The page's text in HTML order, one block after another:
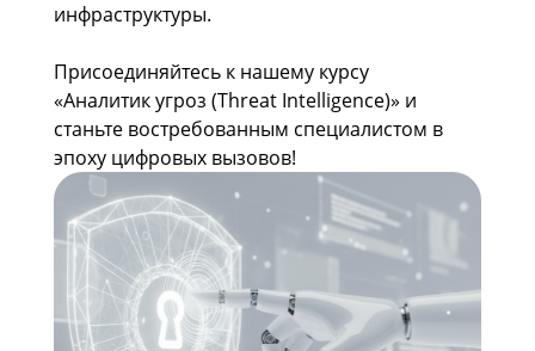
инфраструктуры.
Присоединяйтесь к нашему курсу
«Аналитик угроз (Threat Intelligence)» и
станьте востребованным специалистом в
эпоху цифровых вызовов!